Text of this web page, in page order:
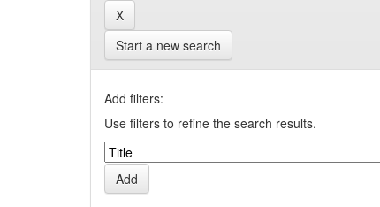
Start a new search
Add filters:
Use filters to refine the search results.